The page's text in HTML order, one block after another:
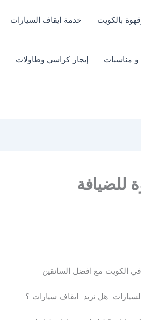
بالكويت خدمة ايقاف السيارات
مناسبات إيجار كراسي وطاولات
الكويت مع افضل السائقين
هل تريد ايقاف سيارات ؟